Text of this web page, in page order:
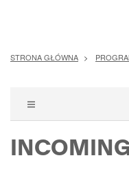
STRONA GŁÓWNA
POKAŻ
MENU